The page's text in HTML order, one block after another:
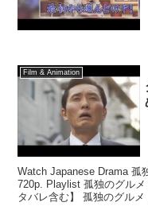
Film & Animation
Watch Japanese Drama 孤
720p. Playlist 孤独のグル
タバレ含む】 孤独のグルメ